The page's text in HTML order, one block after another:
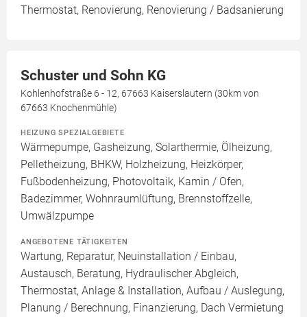
Thermostat, Renovierung, Renovierung / Badsanierung
Schuster und Sohn KG
Kohlenhofstraße 6 - 12, 67663 Kaiserslautern (30km von
67663 Knochenmühle)
HEIZUNG SPEZIALGEBIETE
Wärmepumpe, Gasheizung, Solarthermie, Ölheizung,
Pelletheizung, BHKW, Holzheizung, Heizkörper,
Fußbodenheizung, Photovoltaik, Kamin / Ofen,
Badezimmer, Wohnraumlüftung, Brennstoffzelle,
Umwälzpumpe
ANGEBOTENE TÄTIGKEITEN
Wartung, Reparatur, Neuinstallation / Einbau,
Austausch, Beratung, Hydraulischer Abgleich,
Thermostat, Anlage & Installation, Aufbau / Auslegung,
Planung / Berechnung, Finanzierung, Dach Vermietung